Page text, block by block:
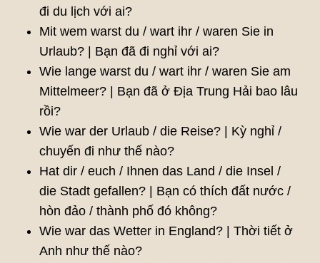
đi du lịch với ai?
Mit wem warst du / wart ihr / waren Sie in
Urlaub? | Bạn đã đi nghỉ với ai?
Wie lange warst du / wart ihr / waren Sie am
Mittelmeer? | Bạn đã ở Địa Trung Hải bao lâu
rồi?
Wie war der Urlaub / die Reise? | Kỳ nghỉ /
chuyến đi như thế nào?
Hat dir / euch / Ihnen das Land / die Insel /
die Stadt gefallen? | Bạn có thích đất nước /
hòn đảo / thành phố đó không?
Wie war das Wetter in England? | Thời tiết ở
Anh như thế nào?